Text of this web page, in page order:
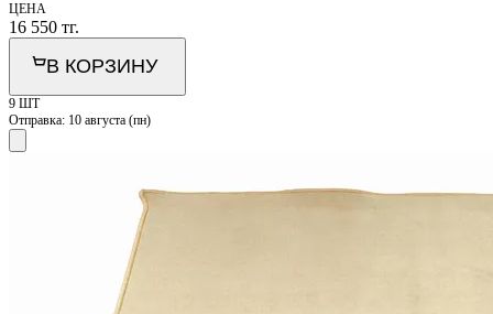
ЦЕНА
16 550 тг.
В КОРЗИНУ
9 ШТ
Отправка: 10 августа (пн)